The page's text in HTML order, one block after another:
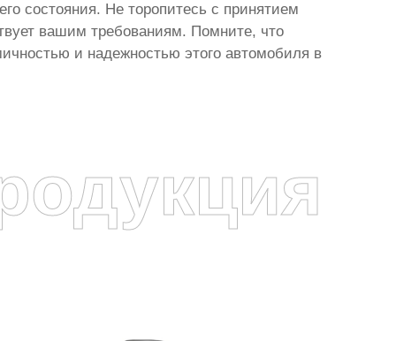
состояния. Не торопитесь с принятием
вашим требованиям. Помните, что
и надежностью этого автомобиля в